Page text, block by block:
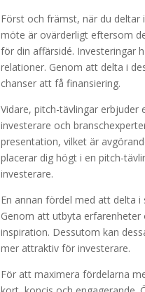
Först och främst, när du
möte är ovärderligt eftersom
för din affärsidé. Investeringar
relationer. Genom att delta i
chanser att få finansiering.
Vidare, pitch-tävlingar
investerare och
presentation, vilket är
placerar dig högt i en pitch-
investerare.
En annan fördel med att delta
Genom att utbyta erfarenheter
inspiration. Dessutom kan
mer attraktiv för investerare.
För att maximera fördelarna